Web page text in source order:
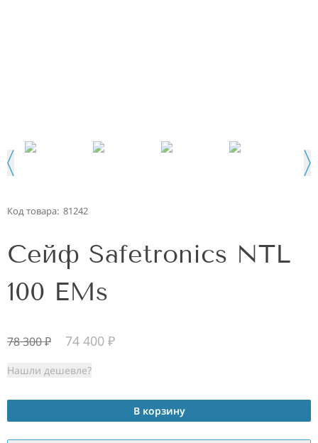
Код товара: 81242
Сейф Safetronics NTL
100 EMs
78 300₽ 74 400 ₽
Нашли дешевле?
В корзину